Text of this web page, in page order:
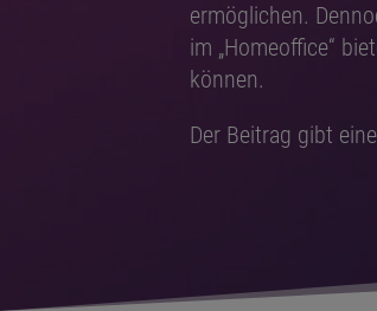
ermöglichen.
im „Homeoffice“
können.
Der Beitrag gibt